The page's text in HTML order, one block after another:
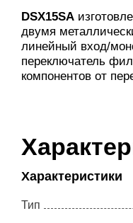
DSX15SA
двумя
линейный вход/
переключатель
компонентов от
Характеристики
Тип